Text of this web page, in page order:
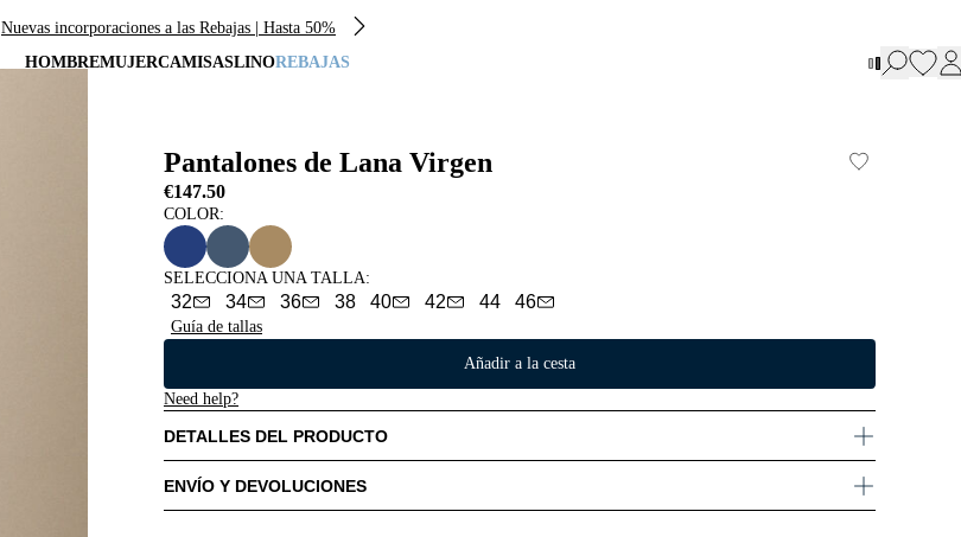
Nuevas incorporaciones a las Rebajas | Hasta 50%
HOMBREMUJERCAMISASLINOREBAJAS
Pantalones de Lana Virgen
€147.50
COLOR:
SELECCIONA UNA TALLA:
32 34 36 38 40 42 44 46
Guía de tallas
Añadir a la cesta
Need help?
DETALLES DEL PRODUCTO
ENVÍO Y DEVOLUCIONES